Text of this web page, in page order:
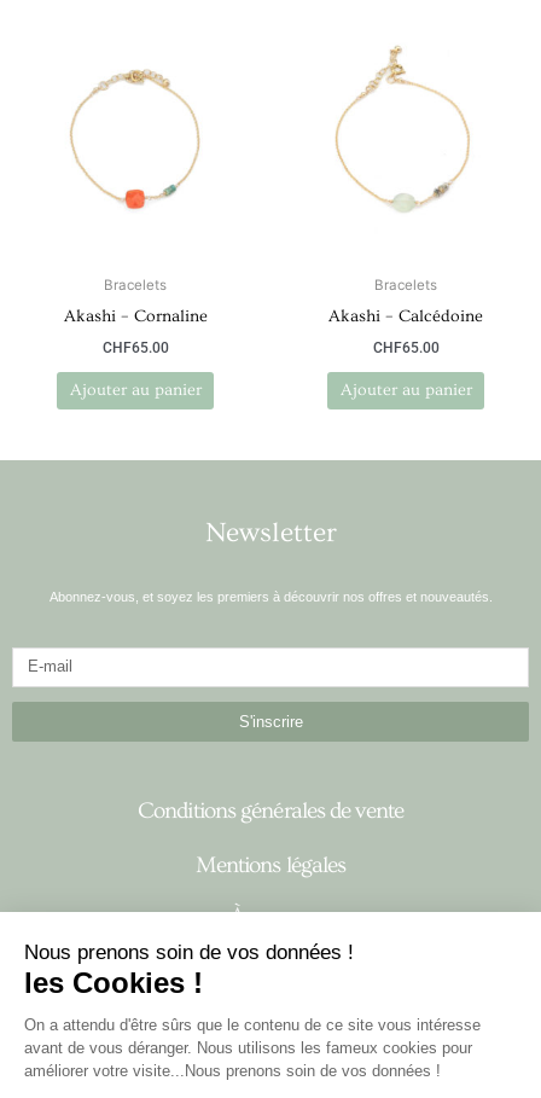
Bracelets
Akashi – Cornaline
CHF65.00
Ajouter au panier
Bracelets
Akashi – Calcédoine
CHF65.00
Ajouter au panier
Newsletter
Abonnez-vous, et soyez les premiers à découvrir nos offres et nouveautés.
S'inscrire
Conditions générales de vente
Mentions légales
À propos
n
s
t
a
c
e
Nous prenons soin de vos données !
les Cookies !
On a attendu d'être sûrs que le contenu de ce site vous intéresse
avant de vous déranger. Nous utilisons les fameux cookies pour
améliorer votre visite...Nous prenons soin de vos données !